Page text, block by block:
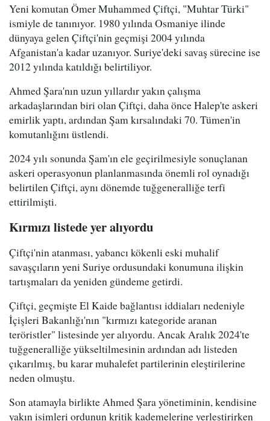
Yeni komutan Ömer Muhammed Çiftçi, "Muhtar Türki"
ismiyle de tanınıyor. 1980 yılında Osmaniye ilinde
dünyaya gelen Çiftçi'nin geçmişi 2004 yılında
Afganistan'a kadar uzanıyor. Suriye'deki savaş sürecine ise
2012 yılında katıldığı belirtiliyor.
Ahmed Şara'nın uzun yıllardır yakın çalışma
arkadaşlarından biri olan Çiftçi, daha önce Halep'te askeri
emirlik yaptı, ardından Şam kırsalındaki 70. Tümen'in
komutanlığını üstlendi.
2024 yılı sonunda Şam'ın ele geçirilmesiyle sonuçlanan
askeri operasyonun planlanmasında önemli rol oynadığı
belirtilen Çiftçi, aynı dönemde tuğgeneralliğe terfi
ettirilmişti.
Kırmızı listede yer alıyordu
Çiftçi'nin atanması, yabancı kökenli eski muhalif
savaşçıların yeni Suriye ordusundaki konumuna ilişkin
tartışmaları da yeniden gündeme getirdi.
Çiftçi, geçmişte El Kaide bağlantısı iddiaları nedeniyle
İçişleri Bakanlığı'nın "kırmızı kategoride aranan
teröristler" listesinde yer alıyordu. Ancak Aralık 2024'te
tuğgeneralliğe yükseltilmesinin ardından adı listeden
çıkarılmış, bu karar muhalefet partilerinin eleştirilerine
neden olmuştu.
Son atamayla birlikte Ahmed Şara yönetiminin, kendisine
yakın isimleri ordunun kritik kademelerine yerleştirirken